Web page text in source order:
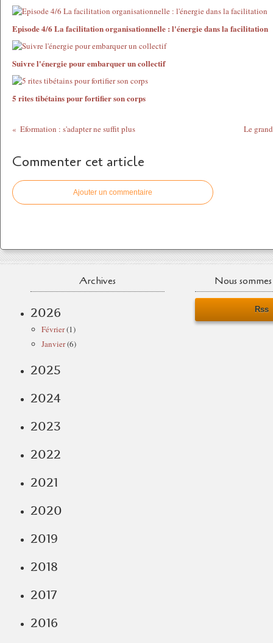
Episode 4/6 La facilitation organisationnelle : l'énergie dans la facilitation
Suivre l'énergie pour embarquer un collectif
5 rites tibétains pour fortifier son corps
Eformation : s'adapter ne suffit plus Le
Commenter cet article
Ajouter un commentaire
Archives
2026
Février(1)
Janvier(6)
2025
2024
2023
2022
2021
2020
2019
2018
2017
2016
Nous
Rss